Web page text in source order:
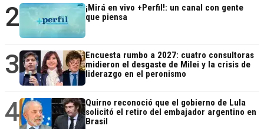
2
¡Mirá en vivo +Perfil!: un canal con gente
que piensa
3
Encuesta rumbo a 2027: cuatro consultoras
midieron el desgaste de Milei y la crisis de
liderazgo en el peronismo
4
Quirno reconoció que el gobierno de Lula
solicitó el retiro del embajador argentino en
Brasil